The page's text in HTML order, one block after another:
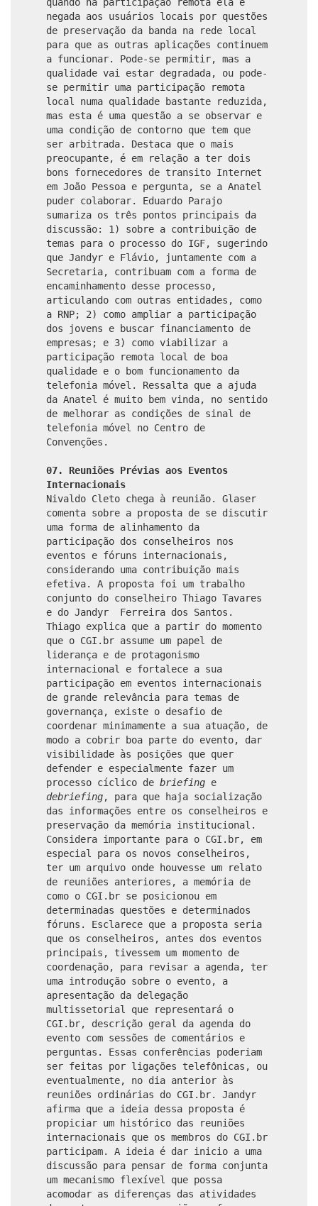
negada aos usuários locais por questões
de preservação da banda na rede local
para que as outras aplicações continuem
a funcionar. Pode-se permitir, mas a
qualidade vai estar degradada, ou pode-
se permitir uma participação remota
local numa qualidade bastante reduzida,
mas esta é uma questão a se observar e
uma condição de contorno que tem que
ser arbitrada. Destaca que o mais
preocupante, é em relação a ter dois
bons fornecedores de transito Internet
em João Pessoa e pergunta, se a Anatel
puder colaborar. Eduardo Parajo
sumariza os três pontos principais da
discussão: 1) sobre a contribuição de
temas para o processo do IGF, sugerindo
que Jandyr e Flávio, juntamente com a
Secretaria, contribuam com a forma de
encaminhamento desse processo,
articulando com outras entidades, como
a RNP; 2) como ampliar a participação
dos jovens e buscar financiamento de
empresas; e 3) como viabilizar a
participação remota local de boa
qualidade e o bom funcionamento da
telefonia móvel. Ressalta que a ajuda
da Anatel é muito bem vinda, no sentido
de melhorar as condições de sinal de
telefonia móvel no Centro de
Convenções.
07. Reuniões Prévias aos Eventos
Internacionais
Nivaldo Cleto chega à reunião. Glaser
comenta sobre a proposta de se discutir
uma forma de alinhamento da
participação dos conselheiros nos
eventos e fóruns internacionais,
considerando uma contribuição mais
efetiva. A proposta foi um trabalho
conjunto do conselheiro Thiago Tavares
e do Jandyr Ferreira dos Santos.
Thiago explica que a partir do momento
que o CGI.br assume um papel de
liderança e de protagonismo
internacional e fortalece a sua
participação em eventos internacionais
de grande relevância para temas de
governança, existe o desafio de
coordenar minimamente a sua atuação, de
modo a cobrir boa parte do evento, dar
visibilidade às posições que quer
defender e especialmente fazer um
processo cíclico de briefing e
debriefing, para que haja socialização
das informações entre os conselheiros e
preservação da memória institucional.
Considera importante para o CGI.br, em
especial para os novos conselheiros,
ter um arquivo onde houvesse um relato
de reuniões anteriores, a memória de
como o CGI.br se posicionou em
determinadas questões e determinados
fóruns. Esclarece que a proposta seria
que os conselheiros, antes dos eventos
principais, tivessem um momento de
coordenação, para revisar a agenda, ter
uma introdução sobre o evento, a
apresentação da delegação
multissetorial que representará o
CGI.br, descrição geral da agenda do
evento com sessões de comentários e
perguntas. Essas conferências poderiam
ser feitas por ligações telefônicas, ou
eventualmente, no dia anterior às
reuniões ordinárias do CGI.br. Jandyr
afirma que a ideia dessa proposta é
propiciar um histórico das reuniões
internacionais que os membros do CGI.br
participam. A ideia é dar inicio a uma
discussão para pensar de forma conjunta
um mecanismo flexível que possa
acomodar as diferenças das atividades